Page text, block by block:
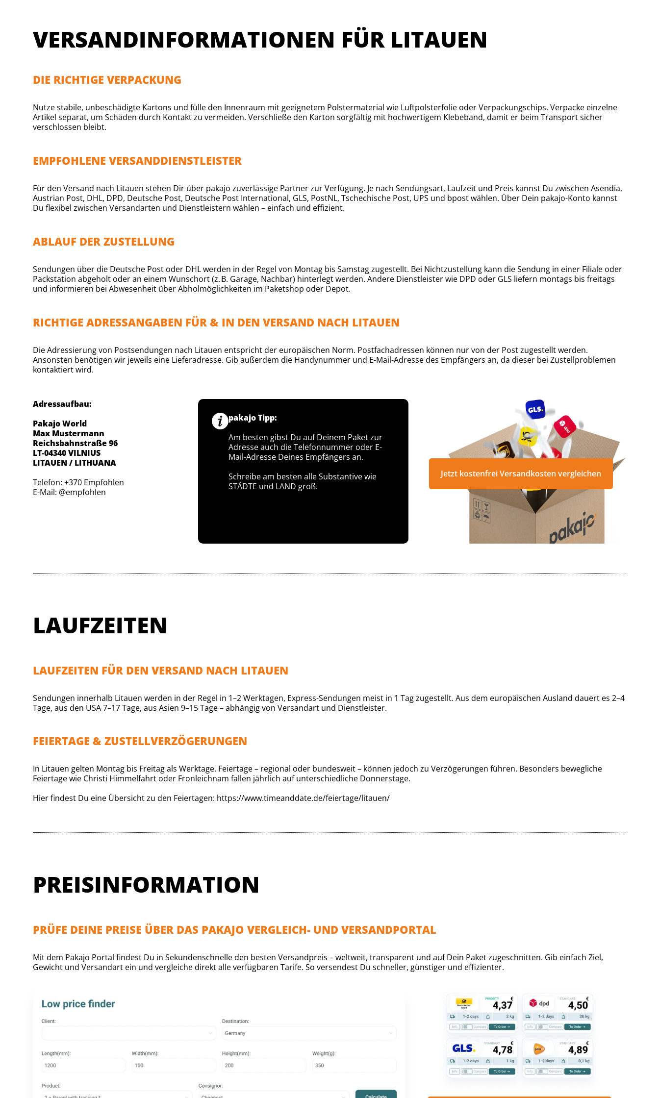
VERSANDINFORMATIONEN FÜR LITAUEN
DIE RICHTIGE VERPACKUNG
Nutze stabile, unbeschädigte Kartons und fülle den Innenraum mit geeignetem Polstermaterial wie Luftpolsterfolie oder Verpackungschips. Verpacke einzelne
Artikel separat, um Schäden durch Kontakt zu vermeiden. Verschließe den Karton sorgfältig mit hochwertigem Klebeband, damit er beim Transport sicher
verschlossen bleibt.
EMPFOHLENE VERSANDDIENSTLEISTER
Für den Versand nach Litauen stehen Dir über pakajo zuverlässige Partner zur Verfügung. Je nach Sendungsart, Laufzeit und Preis kannst Du zwischen Asendia,
Austrian Post, DHL, DPD, Deutsche Post, Deutsche Post International, GLS, PostNL, Tschechische Post, UPS und bpost wählen. Über Dein pakajo-Konto kannst
Du flexibel zwischen Versandarten und Dienstleistern wählen – einfach und effizient.
ABLAUF DER ZUSTELLUNG
Sendungen über die Deutsche Post oder DHL werden in der Regel von Montag bis Samstag zugestellt. Bei Nichtzustellung kann die Sendung in einer Filiale oder
Packstation abgeholt oder an einem Wunschort (z. B. Garage, Nachbar) hinterlegt werden. Andere Dienstleister wie DPD oder GLS liefern montags bis freitags
und informieren bei Abwesenheit über Abholmöglichkeiten im Paketshop oder Depot.
RICHTIGE ADRESSANGABEN FÜR & IN DEN VERSAND NACH LITAUEN
Die Adressierung von Postsendungen nach Litauen entspricht der europäischen Norm. Postfachadressen können nur von der Post zugestellt werden.
Ansonsten benötigen wir jeweils eine Lieferadresse. Gib außerdem die Handynummer und E-Mail-Adresse des Empfängers an, da dieser bei Zustellproblemen
kontaktiert wird.
Adressaufbau:
Pakajo World
Max Mustermann
Reichsbahnstraße 96
LT-04340 VILNIUS
LITAUEN / LITHUANA
Telefon: +370 Empfohlen
E-Mail: @empfohlen
pakajo Tipp:
Am besten gibst Du auf Deinem Paket zur
Adresse auch die Telefonnummer oder E-
Mail-Adresse Deines Empfängers an.
Schreibe am besten alle Substantive wie
STÄDTE und LAND groß.
Jetzt kostenfrei Versandkosten vergleichen
LAUFZEITEN
LAUFZEITEN FÜR DEN VERSAND NACH LITAUEN
Sendungen innerhalb Litauen werden in der Regel in 1–2 Werktagen, Express-Sendungen meist in 1 Tag zugestellt. Aus dem europäischen Ausland dauert es 2–4
Tage, aus den USA 7–17 Tage, aus Asien 9–15 Tage – abhängig von Versandart und Dienstleister.
FEIERTAGE & ZUSTELLVERZÖGERUNGEN
In Litauen gelten Montag bis Freitag als Werktage. Feiertage – regional oder bundesweit – können jedoch zu Verzögerungen führen. Besonders bewegliche
Feiertage wie Christi Himmelfahrt oder Fronleichnam fallen jährlich auf unterschiedliche Donnerstage.
Hier findest Du eine Übersicht zu den Feiertagen: https://www.timeanddate.de/feiertage/litauen/
PREISINFORMATION
PRÜFE DEINE PREISE ÜBER DAS PAKAJO VERGLEICH- UND VERSANDPORTAL
Mit dem Pakajo Portal findest Du in Sekundenschnelle den besten Versandpreis – weltweit, transparent und auf Dein Paket zugeschnitten. Gib einfach Ziel,
Gewicht und Versandart ein und vergleiche direkt alle verfügbaren Tarife. So versendest Du schneller, günstiger und effizienter.